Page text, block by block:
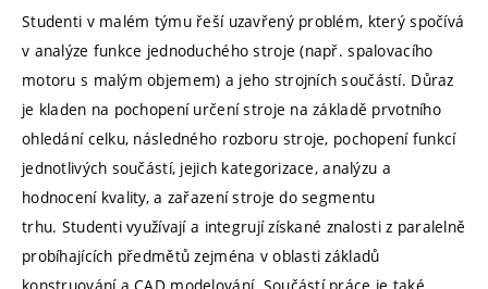
Studenti v malém týmu řeší uzavřený problém, který spočívá
v analýze funkce jednoduchého stroje (např. spalovacího
motoru s malým objemem) a jeho strojních součástí. Důraz
je kladen na pochopení určení stroje na základě prvotního
ohledání celku, následného rozboru stroje, pochopení funkcí
jednotlivých součástí, jejich kategorizace, analýzu a
hodnocení kvality, a zařazení stroje do segmentu
trhu. Studenti využívají a integrují získané znalosti z paralelně
probíhajících předmětů zejména v oblasti základů